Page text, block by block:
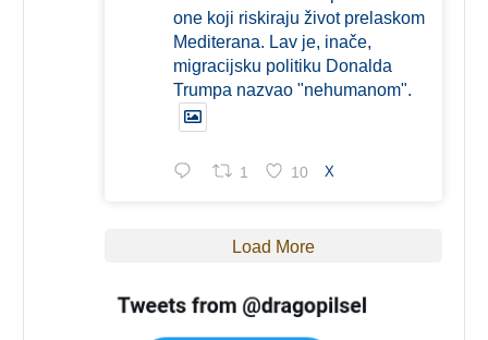
one koji riskiraju život prelaskom
Mediterana. Lav je, inače,
migracijsku politiku Donalda
Trumpa nazvao "nehumanom".
1 10 X
Load More